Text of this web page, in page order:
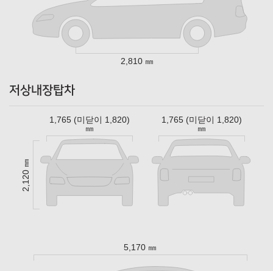
2,810 ㎜
저상내장탑차
1,765 (미닫이 1,820)
㎜
1,765 (미닫이 1,820)
㎜
2,120 ㎜
5,170 ㎜